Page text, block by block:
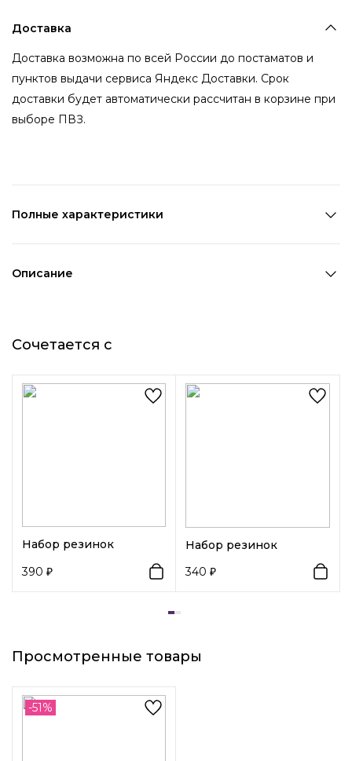
Доставка
Доставка возможна по всей России до постаматов и
пунктов выдачи сервиса Яндекс Доставки. Срок
доставки будет автоматически рассчитан в корзине при
выборе ПВЗ.
Полные характеристики
Длина 1:16 см
Возраст:Детский
Декоративный элемент 1:
Описание
сохранить аккуратность прически в течение всего дня,
Сочетается с
Набор резинок
390
Набор резинок
340
Просмотренные товары
-51%